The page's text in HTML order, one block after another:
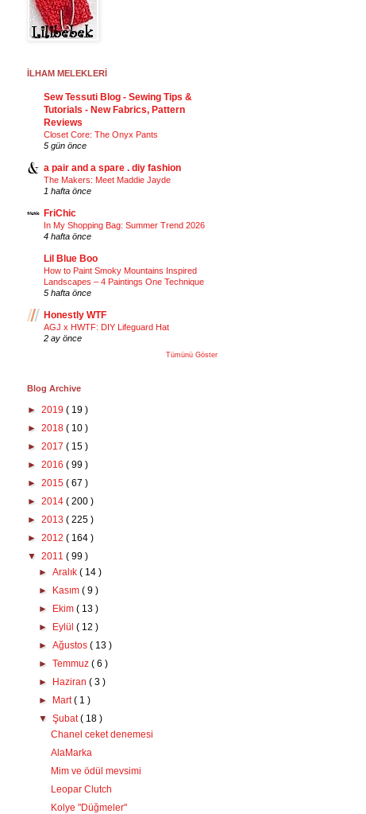
İLHAM MELEKLERİ
Sew Tessuti Blog - Sewing Tips &
Tutorials - New Fabrics, Pattern
Reviews
Closet Core: The Onyx Pants
5 gün önce
a pair and a spare . diy fashion
The Makers: Meet Maddie Jayde
1 hafta önce
FriChic
In My Shopping Bag: Summer Trend 2026
4 hafta önce
Lil Blue Boo
How to Paint Smoky Mountains Inspired
Landscapes – 4 Paintings One Technique
5 hafta önce
Honestly WTF
AGJ x HWTF: DIY Lifeguard Hat
2 ay önce
Tümünü Göster
Blog Archive
► 2019 ( 19 )
► 2018 ( 10 )
► 2017 ( 15 )
► 2016 ( 99 )
► 2015 ( 67 )
► 2014 ( 200 )
► 2013 ( 225 )
► 2012 ( 164 )
▼ 2011 ( 99 )
►Aralık( 14 )
►
Kasım( 9 )
►
Ekim( 13 )
►
Eylül( 12 )
►Ağustos( 13 )
►Temmuz( 6 )
►
Haziran( 3 )
►
Mart( 1 )
▼Şubat( 18 )
Chanel ceket denemesi
AlaMarka
Mim ve ödül mevsimi
Leopar Clutch
Kolye "Düğmeler"